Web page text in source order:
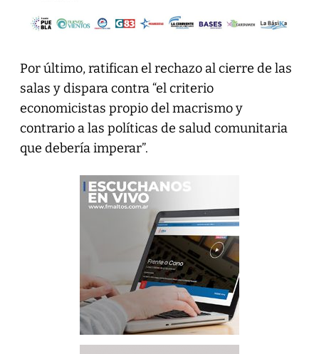
Por último, ratifican el rechazo al cierre de las
salas y dispara contra “el criterio
economicistas propio del macrismo y
contrario a las políticas de salud comunitaria
que debería imperar”.